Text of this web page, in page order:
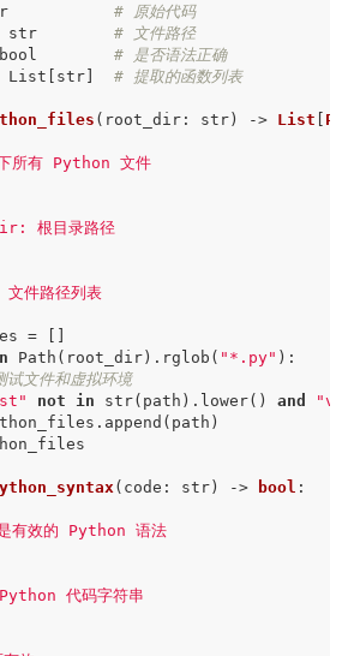
# 原始代码
str
# 文件路径
bool
# 是否语法正确
List [ str] # 提取的函数列表
( root_dir: str) -> List [
    递归收集目录下所有 Python 文件
        Python 文件路径列表
=
[]
Path ( root_dir) . rglob ( "*.py" ):
文件和虚拟环境
not in str( path ) . lower() and
. append ( path )
( code : str) -> bool :
    检查代码是否是有效的 Python 语法